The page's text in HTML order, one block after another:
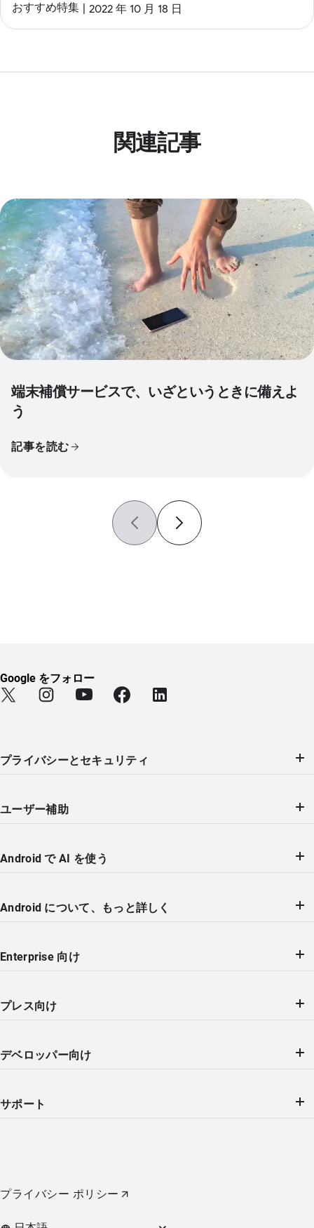
おすすめ特集 2022 年 10 月 18 日
関連記事
端末補償サービスで、いざというときに備えよ
う
記事を読む
Google をフォロー
Find Android on Twitter (新しいタブで開きます)
Find Android on Instagram (新しいタブで開きます)
Find Android on YouTube (新しいタブで開きま
Find Android on Facebook (新しいタブ
Find Android on LinkedIn (新し
プライバシーとセキュリティ
ユーザー補助
Android で AI を使う
Android について、もっと詳しく
Enterprise 向け
プレス向け
デベロッパー向け
サポート
プライバシー ポリシー